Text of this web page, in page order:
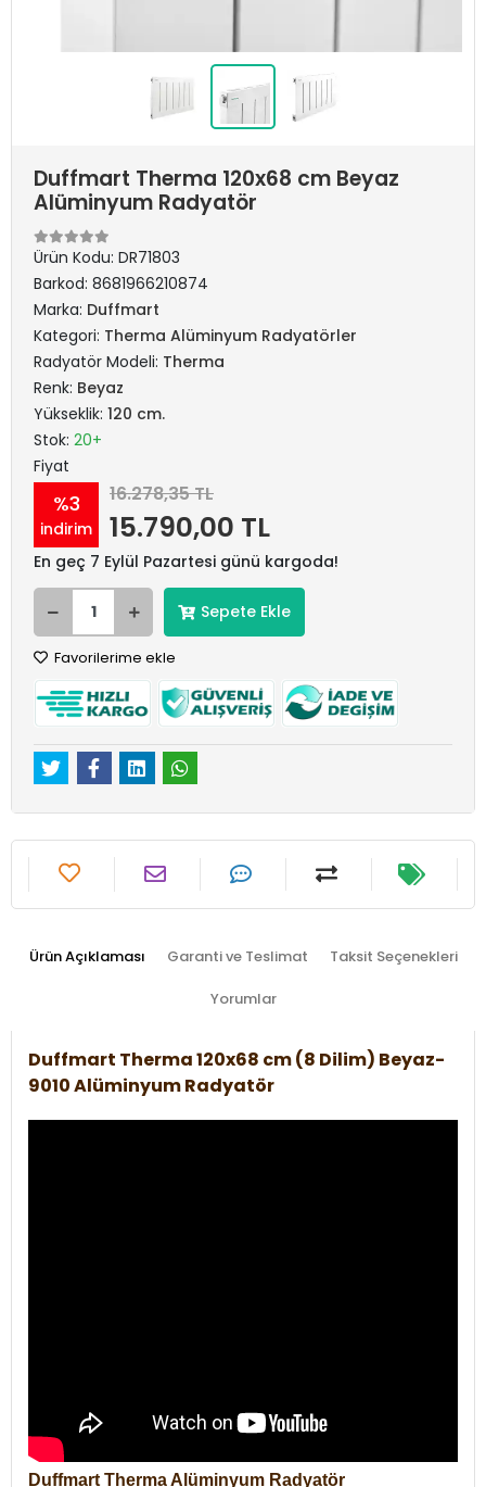
Duffmart Therma 120x68 cm Beyaz
Alüminyum Radyatör
Ürün Kodu: DR71803
Barkod: 8681966210874
Marka: Duffmart
Kategori: Therma Alüminyum Radyatörler
Radyatör Modeli: Therma
Renk: Beyaz
Yükseklik: 120 cm.
Stok: 20+
Fiyat
%3
indirim
16.278,35 TL
15.790,00 TL
En geç 7 Eylül Pazartesi günü kargoda!
Sepete Ekle
Favorilerime ekle
Ürün Açıklaması Garanti ve Teslimat Taksit Seçenekleri
Yorumlar
Duffmart Therma 120x68 cm (8 Dilim) Beyaz-
9010 Alüminyum Radyatör
Duffmart Therma Alüminyum Radyatör